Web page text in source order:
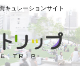
キュレーションサイト